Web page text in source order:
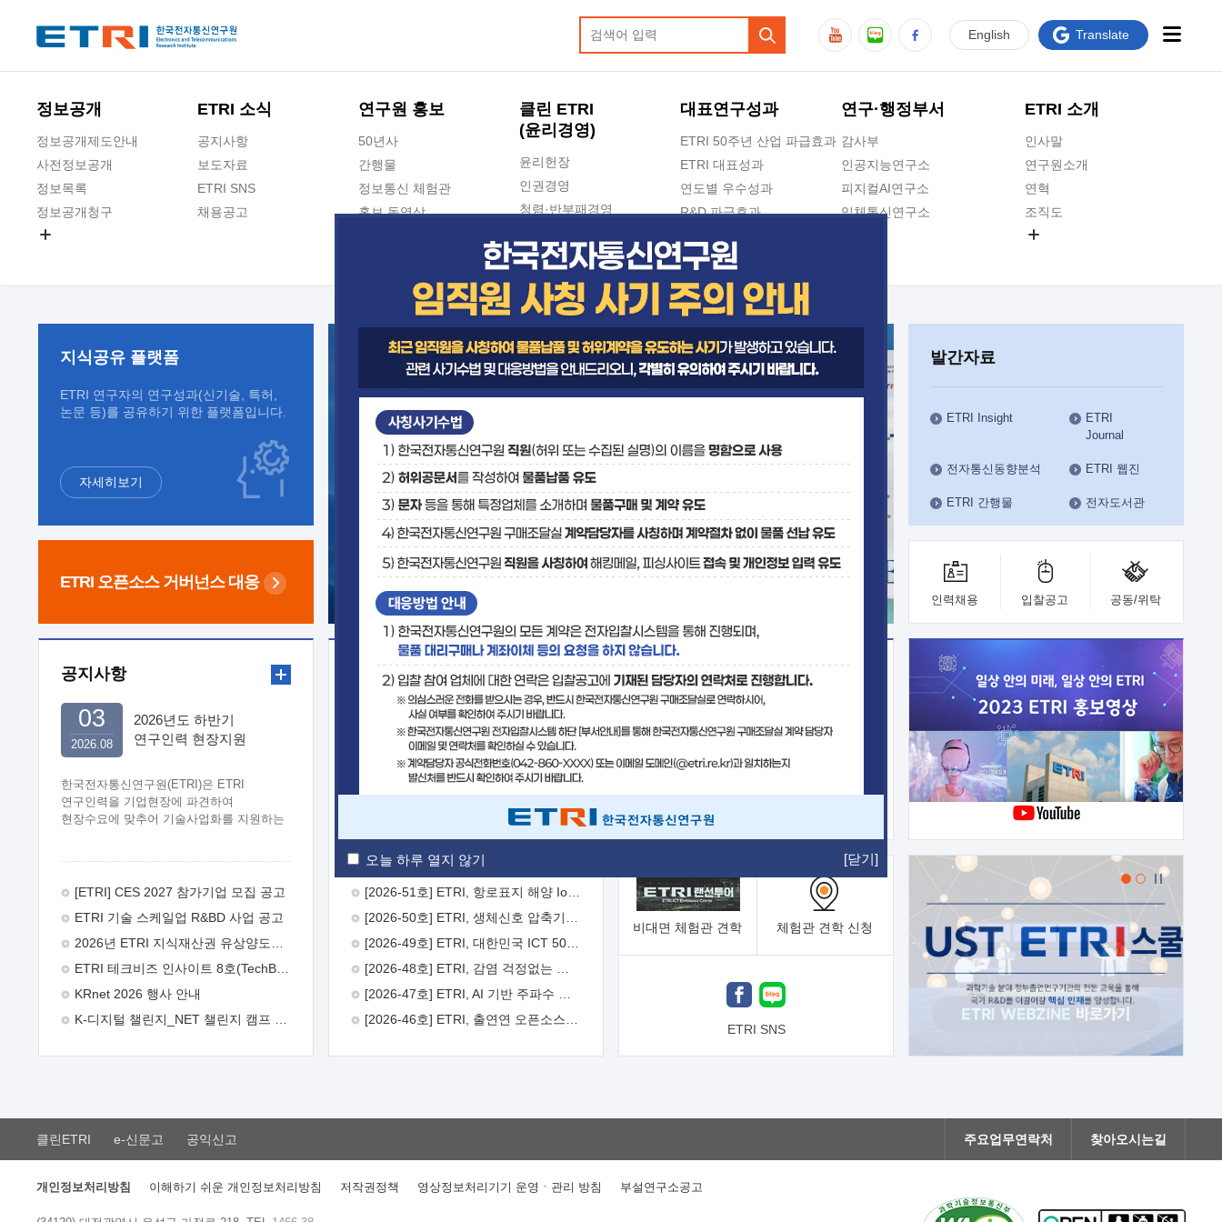
오늘 하루 열지 않기 [닫기]
정보공개
정보공개제도안내
사전정보공개
정보목록
정보공개청구
ETRI 소식
공지사항
보도자료
ETRI SNS
채용공고
연구원 홍보
50년사
간행물
정보통신 체험관
홍보 동영상
클린 ETRI
(윤리경영)
윤리헌장
인권경영
청렴·반부패경영
청렴포털 신고
수의계약 현황
부패징계 현황
감사결과공개
대표연구성과
ETRI 50주년 산업 파급효과
ETRI 대표성과
연도별 우수성과
R&D 파급효과
지식공유플랫폼
연구·행정부서
감사부
인공지능연구소
피지컬AI연구소
입체통신연구소
인공지능안전연구소
우주항공반도체전략연구단
대경권연구본부
호남권연구본부
기획본부
사업화본부
행정본부
대외협력부
ETRI 소개
인사말
연구원소개
연혁
조직도
ETRI CI
English Translate
지식공유 플랫폼
ETRI 연구자의 연구성과(신기술, 특허,
논문 등)를 공유하기 위한 플랫폼입니다.
자세히보기
ETRI 오픈소스 거버넌스 대응
발간자료
ETRI Insight
ETRI
Journal
전자통신동향분석 ETRI 웹진
ETRI 간행물 전자도서관
인력채용 입찰공고 공동/위탁
공지사항
2026년도 하반기
연구인력 현장지원
한국전자통신연구원(ETRI)은 ETRI
연구인력을 기업현장에 파견하여
현장수요에 맞추어 기술사업화를 지원하는
주시기 바랍니다. 2026년 8월
추진목적: ETRI 인력을 기업현장에 파견.
기술지원을 실시함으로써 ETRI 개발기술의
극대화하고, 지원기업을 강견기업으로
육성하고자 함.  신청자격: ETRI
ETRI 창업/연구소기업, 기술이전/출자기업
(2 ~ 3년차) 연봉의 40%  추진일정(1)
희망기업 신청/접수(2)희망인력-희망기업
매칭(3)현장조사/ 선정(심의)(4)협약체결
26일 9월초순 9월 중순 10월 이후*
2026.08
03
[ETRI] CES 2027 참가기업 모집 공고
ETRI 기술 스케일업 R&BD 사업 공고
ETRI 테크비즈 인사이트 8호(TechBiz Insight Vol.8) 발간
KRnet 2026 행사 안내
보도자료
[2026-52호] ETRI, ITU-T 자율주행차 국제표준화 주도한다
기술사업화플랫폼/기술이전
기술예고 중소기업 지원
보유특허 이전가능 기술
융합기술연구생산센터 반도체실험실
비대면 체험관 견학 체험관 견학 신청
ETRI SNS
클린ETRI e-신문고 공익신고 주요업무연락처 찾아오시는길
개인정보처리방침 이해하기 쉬운 개인정보처리방침 저작권정책 영상정보처리기기 운영ㆍ관리 방침 부설연구소공고